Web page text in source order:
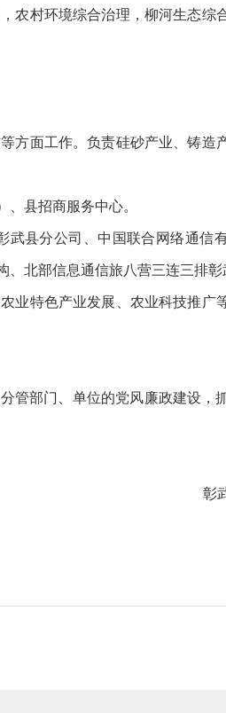
农村环境综合治理，柳河生态综
方面工作。负责硅砂产业、铸造
县招商服务中心。
县分公司、中国联合网络通信
北部信息通信旅八营三连三排彰
业特色产业发展、农业科技推广
管部门、单位的党风廉政建设，
彰